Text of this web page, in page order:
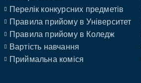
Перелік конкурсних предметів
Правила прийому в Університет
Правила прийому в Коледж
Вартість навчання
Приймальна коміся